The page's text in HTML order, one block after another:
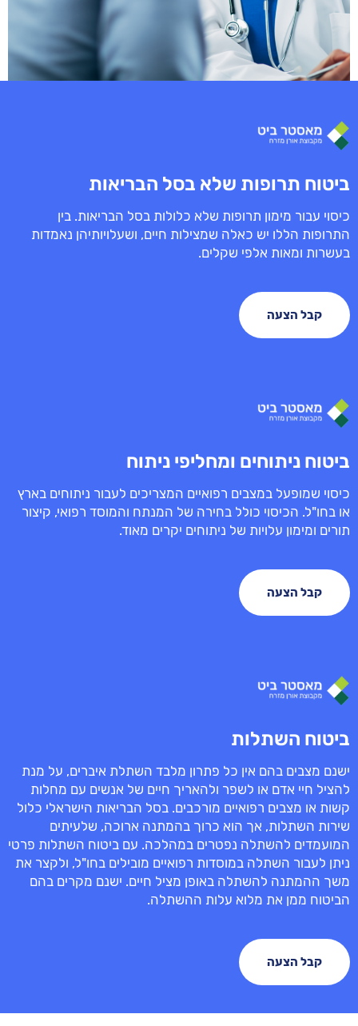
ביטוח תרופות שלא בסל הבריאות
כיסוי עבור מימון תרופות שלא כלולות בסל הבריאות. בין
התרופות הללו יש כאלה שמצילות חיים, ושעלויותיהן נאמדות
בעשרות ומאות אלפי שקלים.
קבל הצעה
ביטוח ניתוחים ומחליפי ניתוח
כיסוי שמופעל במצבים רפואיים המצריכים לעבור ניתוחים בארץ
או בחו"ל. הכיסוי כולל בחירה של המנתח והמוסד רפואי, קיצור
תורים ומימון עלויות של ניתוחים יקרים מאוד.
קבל הצעה
ביטוח השתלות
ישנם מצבים בהם אין כל פתרון מלבד השתלת איברים, על מנת
להציל חיי אדם או לשפר ולהאריך חיים של אנשים עם מחלות
קשות או מצבים רפואיים מורכבים. בסל הבריאות הישראלי כלול
שירות השתלות, אך הוא כרוך בהמתנה ארוכה, שלעיתים
המועמדים להשתלה נפטרים במהלכה. עם ביטוח השתלות פרטי
ניתן לעבור השתלה במוסדות רפואיים מובילים בחו"ל, ולקצר את
משך ההמתנה להשתלה באופן מציל חיים. ישנם מקרים בהם
הביטוח ממן את מלוא עלות ההשתלה.
קבל הצעה